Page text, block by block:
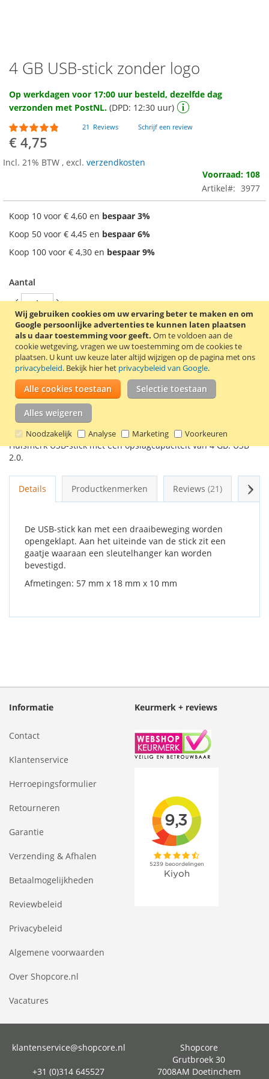
Wij gebruiken cookies om uw ervaring beter te maken en om
Google persoonlijke advertenties te kunnen laten plaatsen
als u daar toestemming voor geeft. Om te voldoen aan de
cookie wetgeving, vragen we uw toestemming om de cookies te
plaatsen. U kunt uw keuze later altijd wijzigen op de pagina met ons
privacybeleid. Bekijk hier het privacybeleid van Google.
Alle cookies toestaan Selectie toestaan
Alles weigeren
Noodzakelijk Analyse Marketing Voorkeuren
Ga
naar
het
begin
van
de
afbeeldingen-
gallerij
4 GB USB-stick zonder logo
Op werkdagen voor 17:00 uur besteld, dezelfde dag
verzonden met PostNL. (DPD: 12:30 uur)
Waardering:
92
% of100
21 Reviews Schrijf een review
€ 4,75
Incl. 21% BTW , excl. verzendkosten
Voorraad: 108
Artikel
3977
Koop 10 voor € 4,60 en bespaar 3%
Koop 50 voor € 4,45 en bespaar 6%
Koop 100 voor € 4,30 en bespaar 9%
Aantal
In Winkelwagen
VOEG TOE AAN VERLANGLIJST
TOEVOEGEN OM TE VERGELIJKEN
Huismerk USB-stick met een opslagcapaciteit van 4 GB. USB
2.0.
Details Productkenmerken Reviews 21
De USB-stick kan met een draaibeweging worden
opengeklapt. Aan het uiteinde van de stick zit een
gaatje waaraan een sleutelhanger kan worden
bevestigd.
Afmetingen: 57 mm x 18 mm x 10 mm
Informatie
Contact
Klantenservice
Herroepingsformulier
Retourneren
Garantie
Verzending & Afhalen
Betaalmogelijkheden
Reviewbeleid
Privacybeleid
Algemene voorwaarden
Over Shopcore.nl
Vacatures
Keurmerk + reviews
klantenservice@shopcore.nl
+31 (0)314 645527
Shopcore
Grutbroek 30
7008AM Doetinchem